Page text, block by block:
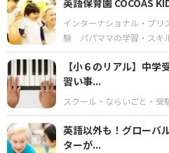
インターナショナル・プリ
験
パパママの学習・スキ
【小６のリアル】中
習い事...
スクール・ならいごと・受
英語以外も！グローバ
ターが...